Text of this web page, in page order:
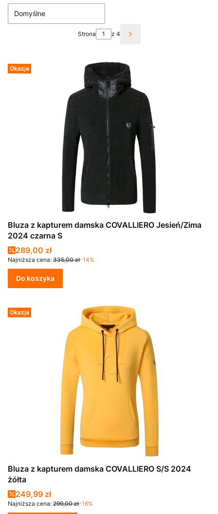
Domyślne
Strona z 4 Następne produkty
Okazja
Bluza z kapturem damska COVALLIERO Jesień/Zima
2024 czarna S
Cena promocyjna
289,00 zł
Najniższa cena: 335,00 zł-14%
Do koszyka
Okazja
Bluza z kapturem damska COVALLIERO S/S 2024
żółta
Cena promocyjna
249,99 zł
Najniższa cena: 299,00 zł-16%